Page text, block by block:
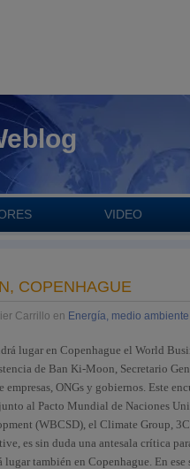
VIDEO
COPENHAGUE
Carrillo en Energía, medio
lugar en Copenhague el World
de Ban Ki-Moon, Secretario
empresas, ONGs y gobiernos. Este
al Pacto Mundial de Naciones
(WBCSD), el Climate Group,
es sin duda una antesala crítica
lugar también en Copenhague. En